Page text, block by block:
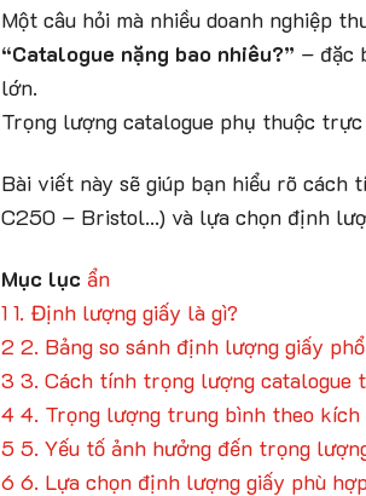
Một câu hỏi mà nhiều doanh nghiệp
“Catalogue nặng bao nhiêu?” – đặc
lớn.
Trọng lượng catalogue phụ thuộc
Bài viết này sẽ giúp bạn hiểu rõ
C250 – Bristol…) và lựa chọn định
Mục lục ẩn
1 1. Định lượng giấy là gì?
2 2. Bảng so sánh định lượng giấy
3 3. Cách tính trọng lượng catalogue
4 4. Trọng lượng trung bình theo
5 5. Yếu tố ảnh hưởng đến trọng
6 6. Lựa chọn định lượng giấy phù